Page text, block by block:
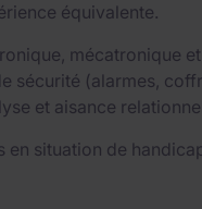
équivalente.
mécatronique
sécurité (alarmes,
et aisance
en situation de